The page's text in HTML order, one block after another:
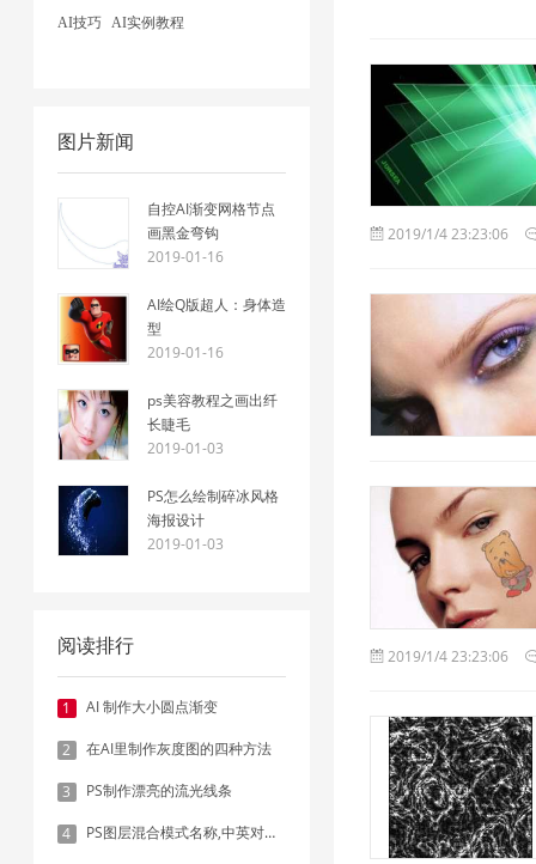
AI技巧 AI实例教程
图片新闻
自控AI渐变网格节点
画黑金弯钩
2019-01-16
AI绘Q版超人：身体造
型
2019-01-16
ps美容教程之画出纤
长睫毛
2019-01-03
PS怎么绘制碎冰风格
海报设计
2019-01-03
阅读排行
1 AI 制作大小圆点渐变
2 在AI里制作灰度图的四种方法
3 PS制作漂亮的流光线条
4 PS图层混合模式名称,中英对照表
2019/1/4 23:23:06
2019/1/4 23:23:06